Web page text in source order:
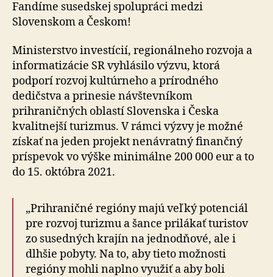
regiónoch
republikou
dostane
injekciu
viac
ako
1,8
milióna
eur
Fandíme susedskej spolupráci medzi
Slovenskom a Českom!
Ministerstvo investícií, regionálneho rozvoja a
informatizácie SR vyhlásilo výzvu, ktorá
podporí rozvoj kultúrneho a prírodného
dedičstva a prinesie návštevníkom
prihraničných oblastí Slovenska i Česka
kvalitnejší turizmus. V rámci výzvy je možné
získať na jeden projekt nenávratný finančný
príspevok vo výške minimálne 200 000 eur a to
do 15. októbra 2021.
„Prihraničné regióny majú veľký potenciál
pre rozvoj turizmu a šance prilákať turistov
zo susedných krajín na jednodňové, ale i
dlhšie pobyty. Na to, aby tieto možnosti
regióny mohli naplno využiť a aby boli